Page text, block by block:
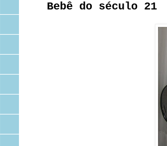
Bebê do século 21